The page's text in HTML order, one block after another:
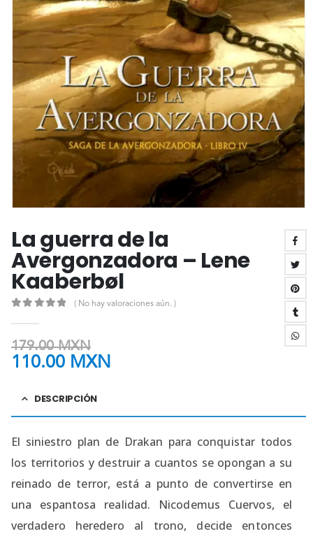
La guerra de la
Avergonzadora – Lene
Kaaberbøl
( No hay valoraciones aún. )
179.00MXN
110.00 MXN
DESCRIPCIÓN
El siniestro plan de Drakan para conquistar todos
los territorios y destruir a cuantos se opongan a su
reinado de terror, está a punto de convertirse en
una espantosa realidad. Nicodemus Cuervos, el
verdadero heredero al trono, decide entonces